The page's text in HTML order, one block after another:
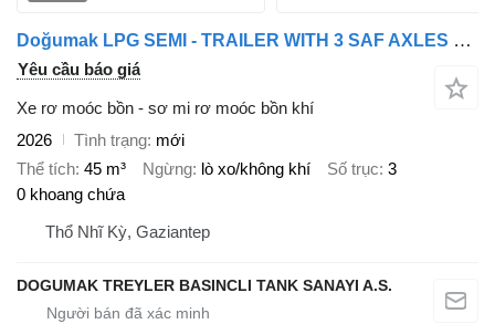
Doğumak LPG SEMI - TRAILER WITH 3 SAF AXLES WITH ACCESSORIES
Yêu cầu báo giá
Xe rơ moóc bồn - sơ mi rơ moóc bồn khí
2026
Tình trạng mới
Thể tích 45 m³ Ngừng lò xo/không khí Số trục 3
0 khoang chứa
Thổ Nhĩ Kỳ, Gaziantep
DOGUMAK TREYLER BASINCLI TANK SANAYI A.S.